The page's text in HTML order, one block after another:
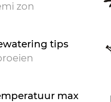
zon
tips
max